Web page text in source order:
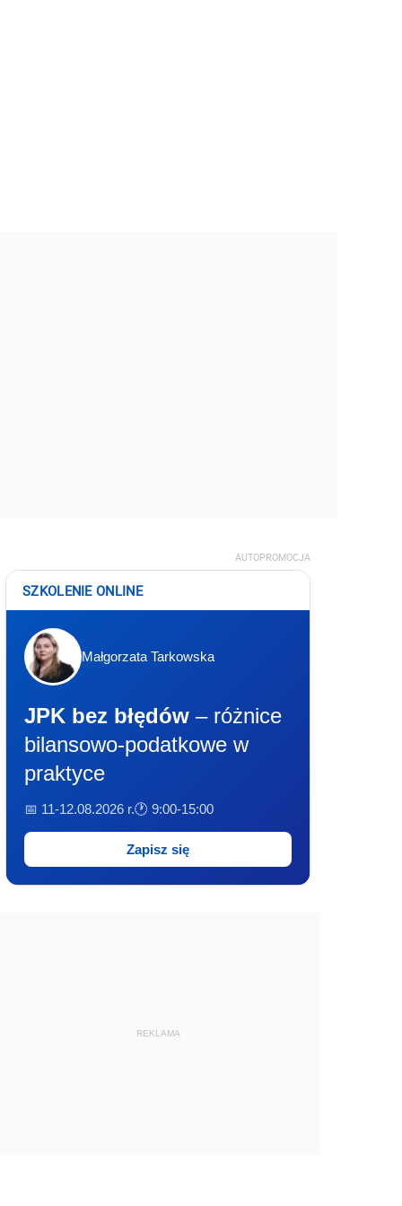
AUTOPROMOCJA
SZKOLENIE ONLINE
Małgorzata Tarkowska
JPK bez błędów – różnice
bilansowo-podatkowe w
praktyce
📅 11-12.08.2026 r.🕐 9:00-15:00
Zapisz się
REKLAMA